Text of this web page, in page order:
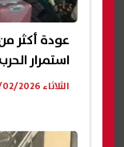
عودة أكثر
استمرار الحرب
الثلاثاء 17/02/2026 02:11 م